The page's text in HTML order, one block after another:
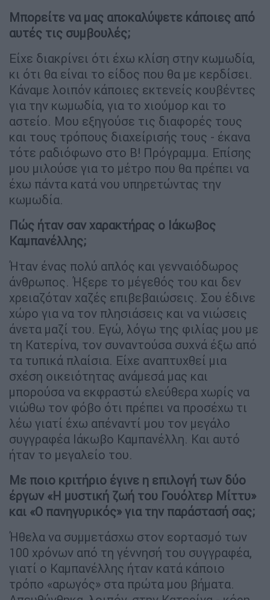
Μπορείτε να μας αποκαλύψετε κάποιες από
αυτές τις συμβουλές;
Είχε διακρίνει ότι έχω κλίση στην κωμωδία,
κι ότι θα είναι το είδος που θα με κερδίσει.
Κάναμε λοιπόν κάποιες εκτενείς κουβέντες
για την κωμωδία, για το χιούμορ και το
αστείο. Μου εξηγούσε τις διαφορές τους
και τους τρόπους διαχείρισής τους - έκανα
τότε ραδιόφωνο στο Β! Πρόγραμμα. Επίσης
μου μιλούσε για το μέτρο που θα πρέπει να
έχω πάντα κατά νου υπηρετώντας την
κωμωδία.
Πώς ήταν σαν χαρακτήρας ο Ιάκωβος
Καμπανέλλης;
Ήταν ένας πολύ απλός και γενναιόδωρος
άνθρωπος. Ήξερε το μέγεθός του και δεν
χρειαζόταν χαζές επιβεβαιώσεις. Σου έδινε
χώρο για να τον πλησιάσεις και να νιώσεις
άνετα μαζί του. Εγώ, λόγω της φιλίας μου με
τη Κατερίνα, τον συναντούσα συχνά έξω από
τα τυπικά πλαίσια. Είχε αναπτυχθεί μια
σχέση οικειότητας ανάμεσά μας και
μπορούσα να εκφραστώ ελεύθερα χωρίς να
νιώθω τον φόβο ότι πρέπει να προσέχω τι
λέω γιατί έχω απέναντί μου τον μεγάλο
συγγραφέα Ιάκωβο Καμπανέλλη. Και αυτό
ήταν το μεγαλείο του.
Με ποιο κριτήριο έγινε η επιλογή των δύο
έργων «Η μυστική ζωή του Γουόλτερ Μίττυ»
και «Ο πανηγυρικός» για την παράστασή σας;
Ήθελα να συμμετάσχω στον εορτασμό των
100 χρόνων από τη γέννησή του συγγραφέα,
γιατί ο Καμπανέλλης ήταν κατά κάποιο
τρόπο «αρωγός» στα πρώτα μου βήματα.